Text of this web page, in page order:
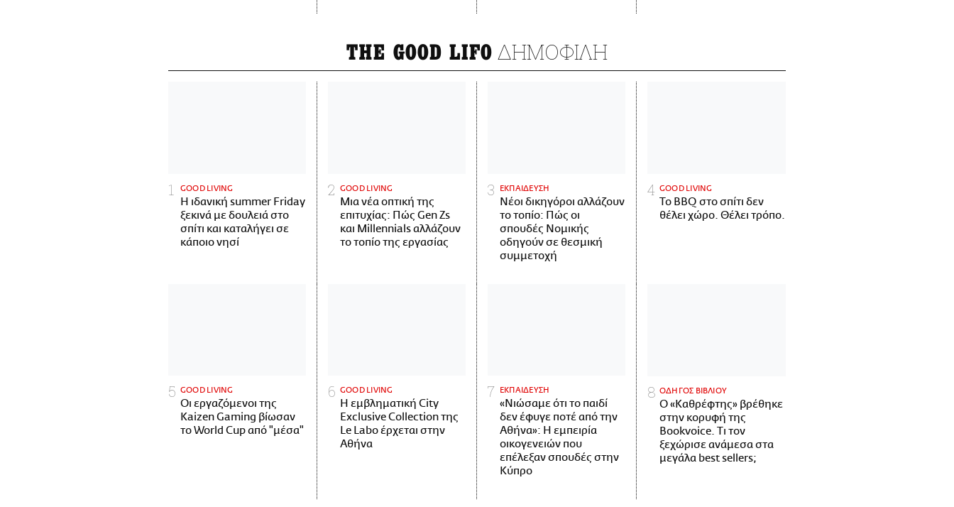
THE GOOD LIFO ΔΗΜΟΦΙΛΗ
GOOD LIVING
Η ιδανική summer Friday
ξεκινά με δουλειά στο
σπίτι και καταλήγει σε
κάποιο νησί
GOOD LIVING
Μια νέα οπτική της
επιτυχίας: Πώς Gen Zs
και Millennials αλλάζουν
το τοπίο της εργασίας
ΕΚΠΑΙΔΕΥΣΗ
Νέοι δικηγόροι αλλάζουν
το τοπίο: Πώς οι
σπουδές Νομικής
οδηγούν σε θεσμική
συμμετοχή
GOOD LIVING
Το BBQ στο σπίτι δεν
θέλει χώρο. Θέλει τρόπο.
GOOD LIVING
Οι εργαζόμενοι της
Kaizen Gaming βίωσαν
το World Cup από "μέσα"
GOOD LIVING
Η εμβληματική City
Exclusive Collection της
Le Labo έρχεται στην
Αθήνα
ΕΚΠΑΙΔΕΥΣΗ
«Νιώσαμε ότι το παιδί
δεν έφυγε ποτέ από την
Αθήνα»: Η εμπειρία
οικογενειών που
επέλεξαν σπουδές στην
Κύπρο
ΟΔΗΓΟΣ ΒΙΒΛΙΟΥ
Ο «Καθρέφτης» βρέθηκε
στην κορυφή της
Bookvoice. Τι τον
ξεχώρισε ανάμεσα στα
μεγάλα best sellers;